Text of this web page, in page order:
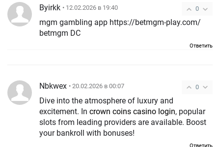
0
Byirkk • 12.02.2026 в 19:40
mgm gambling app https://betmgm-play.com/
betmgm DC
Ответить
0
Nbkwex • 20.02.2026 в 00:07
Dive into the atmosphere of luxury and
excitement. In crown coins casino login, popular
slots from leading providers are available. Boost
your bankroll with bonuses!
Ответить